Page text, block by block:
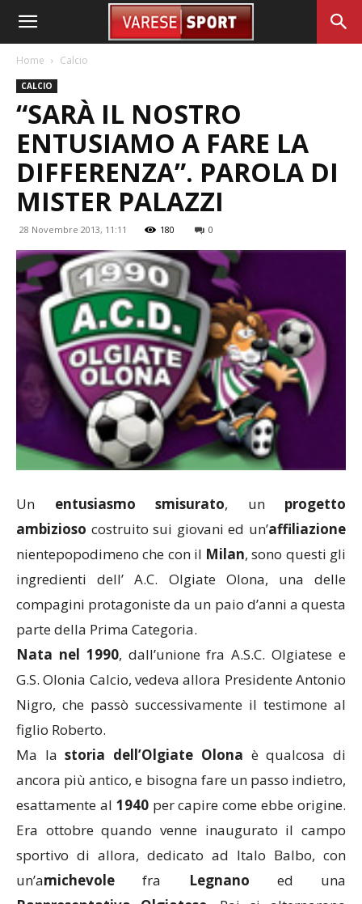
Home Calcio
CALCIO
“SARÀ IL NOSTRO
ENTUSIAMO A FARE LA
DIFFERENZA”. PAROLA DI
MISTER PALAZZI
28 Novembre 2013, 11:11 180 0
Un entusiasmo smisurato, un progetto
ambizioso costruito sui giovani ed un’affiliazione
nientepopodimeno che con il Milan, sono questi gli
ingredienti dell’ A.C. Olgiate Olona, una delle
compagini protagoniste da un paio d’anni a questa
parte della Prima Categoria.
Nata nel 1990, dall’unione fra A.S.C. Olgiatese e
G.S. Olonia Calcio, vedeva allora Presidente Antonio
Nigro, che passò successivamente il testimone al
figlio Roberto.
Ma la storia dell’Olgiate Olona è qualcosa di
ancora più antico, e bisogna fare un passo indietro,
esattamente al 1940per capire come ebbe origine.
Era ottobre quando venne inaugurato il campo
sportivo di allora, dedicato ad Italo Balbo, con
un’amichevole fra Legnano ed una